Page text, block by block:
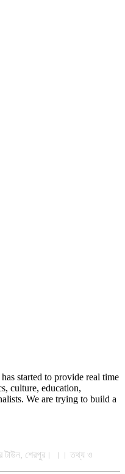
started to provide real time
culture, education,
We are trying to build a
টাউন, শেরপুর। ।। তথ্য ও